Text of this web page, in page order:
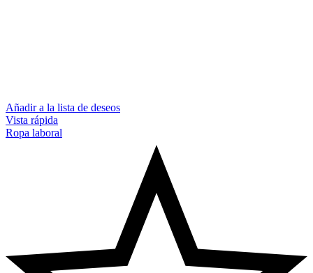
Añadir a la lista de deseos
Vista rápida
Ropa laboral